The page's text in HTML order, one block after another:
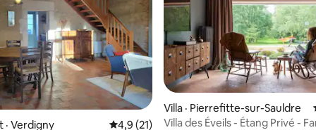
sur 5, 21 commentaires
Verdigny Note moyenne de 4,9 sur 5, 21
4,9 (21)
Villa · Pierrefitte-sur-Sauldre
Villa des Éveils - Étang Privé -